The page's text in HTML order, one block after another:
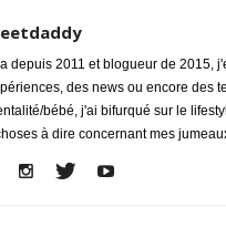
depuis 2011 et blogueur de 2015,
des news ou encore des
bébé, j'ai bifurqué sur le
à dire concernant mes